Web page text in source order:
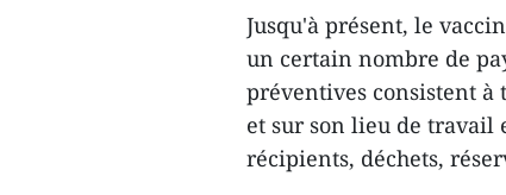
Jusqu'à présent, le
un certain nombre de
préventives consistent à
et sur son lieu de travail
récipients, déchets,